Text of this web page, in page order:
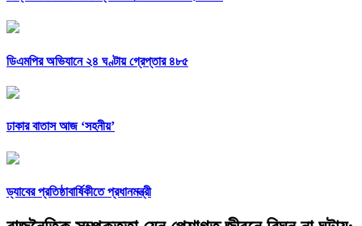
ডিএমপির অভিযানে ২৪ ঘণ্টায় গ্রেপ্তার ৪৮৫
ঢাকার বাতাস আজ ‘সহনীয়’
ড্যাবের প্রতিষ্ঠাবার্ষিকীতে প্রধানমন্ত্রী